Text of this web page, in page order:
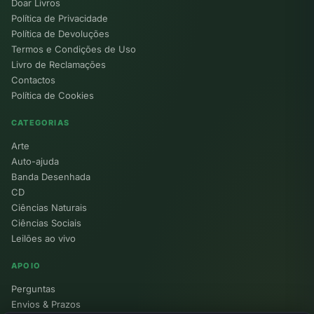
Doar Livros
Política de Privacidade
Política de Devoluções
Termos e Condições de Uso
Livro de Reclamações
Contactos
Política de Cookies
CATEGORIAS
Arte
Auto-ajuda
Banda Desenhada
CD
Ciências Naturais
Ciências Sociais
Leilões ao vivo
APOIO
Perguntas
Envios & Prazos